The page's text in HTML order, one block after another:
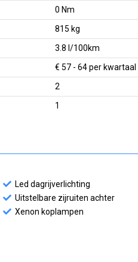
0 Nm
815 kg
3.8 l/100km
€ 57 - 64 per kwartaal
2
1
Led dagrijverlichting
Uitstelbare zijruiten achter
Xenon koplampen